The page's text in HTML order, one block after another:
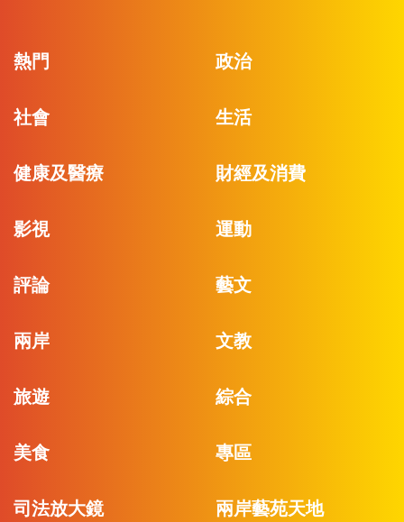
熱門 政治
社會 生活
健康及醫療 財經及消費
影視 運動
評論 藝文
兩岸 文教
旅遊 綜合
美食 專區
司法放大鏡 兩岸藝苑天地